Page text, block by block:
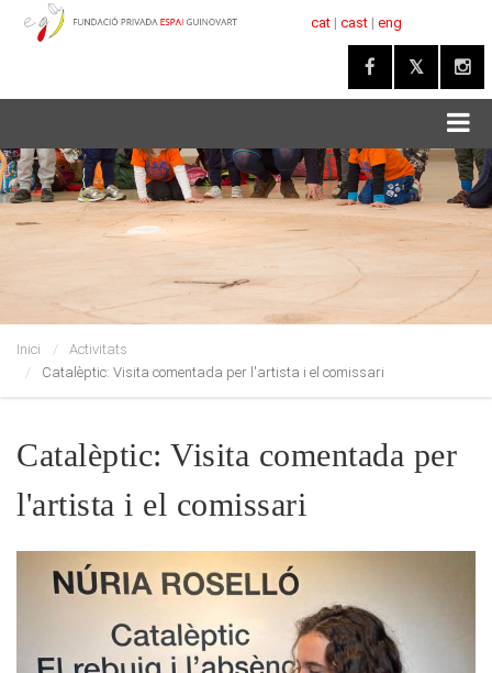
cat| cast| eng
Inici
Activitats
Catalèptic: Visita comentada per l'artista i el comissari
Catalèptic: Visita comentada per
l'artista i el comissari